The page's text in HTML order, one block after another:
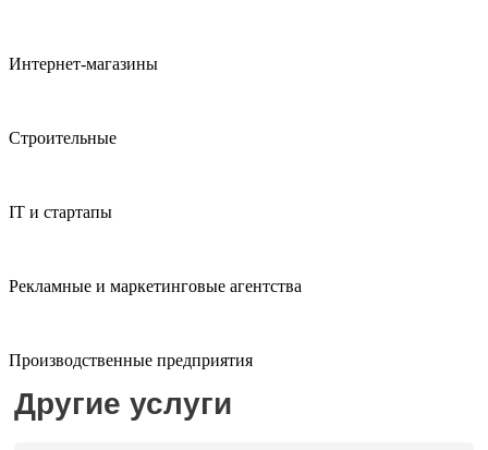
Интернет-магазины
Строительные
IT и стартапы
Рекламные и маркетинговые агентства
Производственные предприятия
Другие услуги